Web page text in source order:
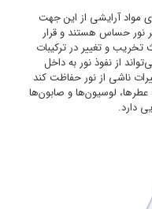
مواد آرایشی از این جهت
نور حساس هستند و قرار
و تغییر در ترکیبات
از نفوذ نور به داخل
ناشی از نور حفاظت کند
عطرها، لوسیون‌ها و صابون‌ها
دارد.